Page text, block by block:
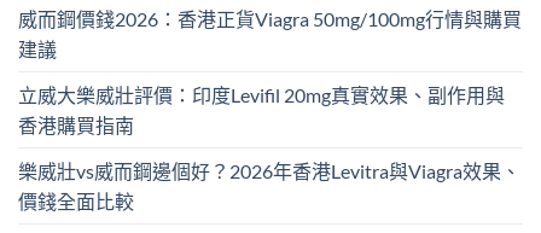
威而鋼價錢2026：香港正貨Viagra 50mg/100mg行情與購買
建議
立威大樂威壯評價：印度Levifil 20mg真實效果、副作用與
香港購買指南
樂威壯vs威而鋼邊個好？2026年香港Levitra與Viagra效果、
價錢全面比較